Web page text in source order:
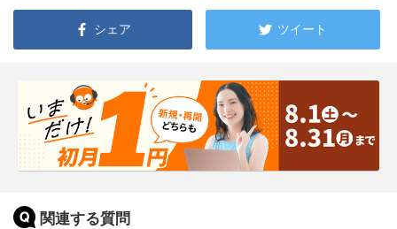
シェア ツイート
関連する質問